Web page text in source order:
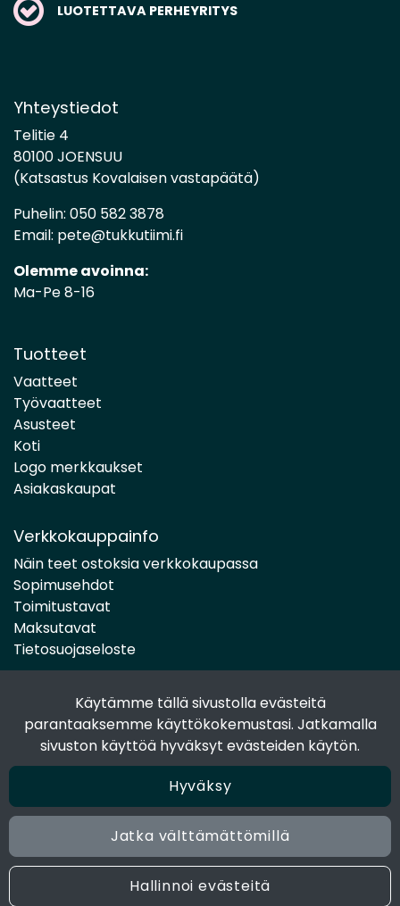
Käytämme tällä sivustolla evästeitä
parantaaksemme käyttökokemustasi. Jatkamalla
sivuston käyttöä hyväksyt evästeiden käytön.
Hyväksy
Jatka välttämättömillä
Hallinnoi evästeitä
LUOTETTAVA PERHEYRITYS
Yhteystiedot
Telitie 4
80100 JOENSUU
(Katsastus Kovalaisen vastapäätä)
Puhelin: 050 582 3878
Email: pete@tukkutiimi.fi
Olemme avoinna:
Ma-Pe 8-16
Tuotteet
Vaatteet
Työvaatteet
Asusteet
Koti
Logo merkkaukset
Asiakaskaupat
Verkkokauppainfo
Näin teet ostoksia verkkokaupassa
Sopimusehdot
Toimitustavat
Maksutavat
Tietosuojaseloste
Seuraa sosiaalisessa mediassa
Facebook
© 2024 Joen Tukkutiimi. All rights reserved. Site by
Oy